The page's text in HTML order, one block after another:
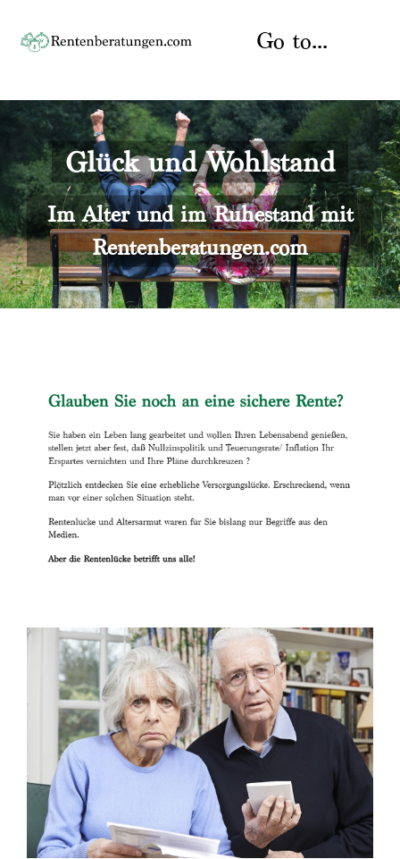
content
Go to...
Startseite
Rente
Rentenberater
Rentenversicherung
Versicherungsberatung
Über uns
Kontakt
Glück und Wohlstand
Im Alter und im Ruhestand mit
Rentenberatungen.com